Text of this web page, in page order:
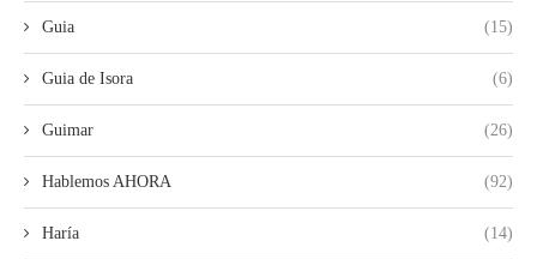
Guia (15)
Guia de Isora (6)
Guimar (26)
Hablemos AHORA (92)
Haría (14)